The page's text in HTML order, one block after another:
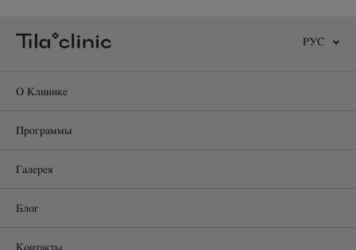
РУС
О Клинике
Программы
Галерея
Блог